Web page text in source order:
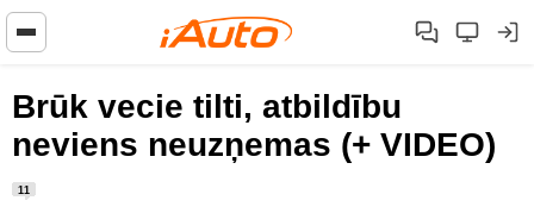
Brūk vecie tilti, atbildību
neviens neuzņemas (+ VIDEO)
11